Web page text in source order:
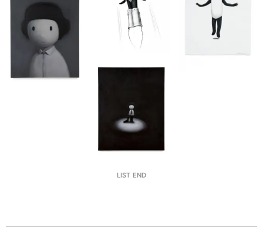
LIST END